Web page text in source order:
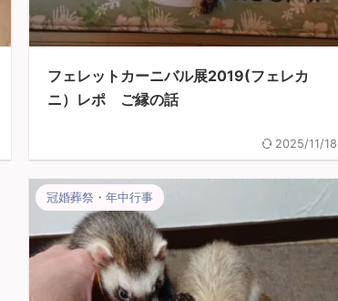
フェレットカーニバル展2019(フェレカ
ニ）レポ ご縁の話
2025/11/18
冠婚葬祭・年中行事